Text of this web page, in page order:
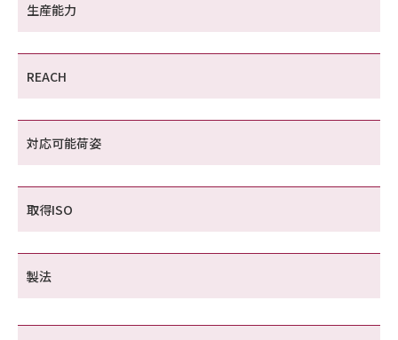
生産能力
REACH
対応可能荷姿
取得ISO
製法